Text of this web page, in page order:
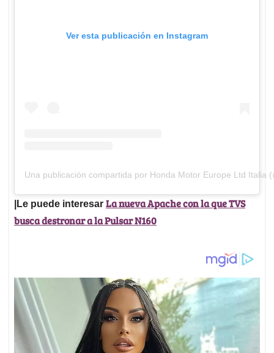
Ver esta publicación en Instagram
Una publicación compartida por Honda Motor Europe Ltd Italia
|Le puede interesar La nueva Apache con la que TVS
busca destronar a la Pulsar N160